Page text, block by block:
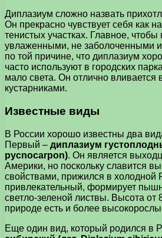
Диплазиум сложно назвать
Он прекрасно чувствует себя как
тенистых участках. Главное,
увлаженными, не заболоченными
по той причине, что диплазиум
часто используют в городских
мало света. Он отлично вливается
кустарниками.
Известные виды
В России хорошо известны два
Первый – диплазиум
pycnocarpon). Он является
Америки, но поскольку славится
свойствами, прижился в холодной
привлекательный, формирует
светло-зеленой листвы. Высота от
природе есть и более
Еще один вид, который родился в